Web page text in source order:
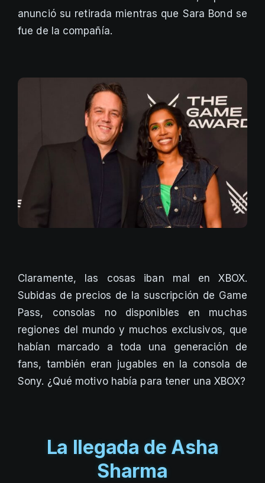
anunció su retirada mientras que Sara Bond se
fue de la compañía.
Claramente, las cosas iban mal en XBOX.
Subidas de precios de la suscripción de Game
Pass, consolas no disponibles en muchas
regiones del mundo y muchos exclusivos, que
habían marcado a toda una generación de
fans, también eran jugables en la consola de
Sony. ¿Qué motivo había para tener una XBOX?
La llegada de Asha
Sharma